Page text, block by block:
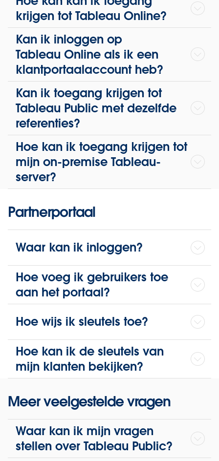
krijgen tot Tableau Online?
Kan ik inloggen op
Tableau Online als ik een
klantportaalaccount heb?
Kan ik toegang krijgen tot
Tableau Public met dezelfde
referenties?
Hoe kan ik toegang krijgen tot
mijn on-premise Tableau-
server?
Partnerportaal
Waar kan ik inloggen?
Hoe voeg ik gebruikers toe
aan het portaal?
Hoe wijs ik sleutels toe?
Hoe kan ik de sleutels van
mijn klanten bekijken?
Meer veelgestelde vragen
Waar kan ik mijn vragen
stellen over Tableau Public?